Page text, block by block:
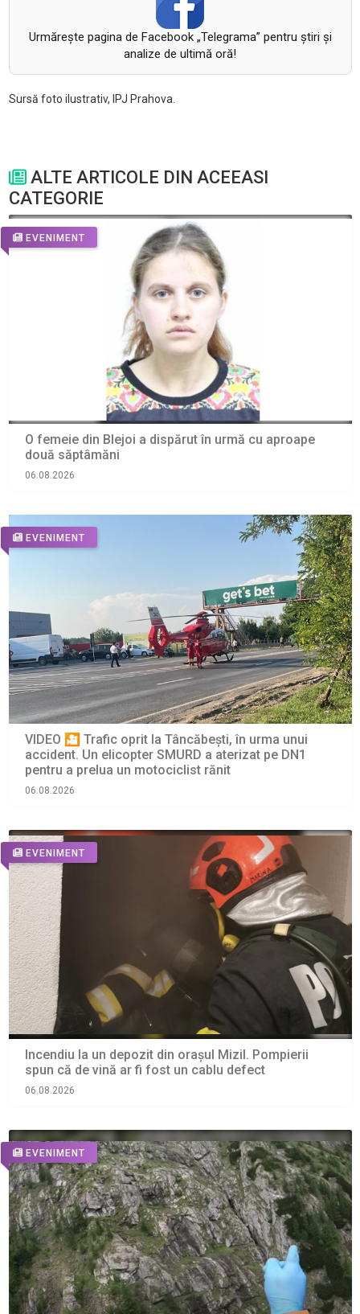
Urmăreşte pagina de Facebook „Telegrama” pentru ştiri şi
analize de ultimă oră!
Sursă foto ilustrativ, IPJ Prahova.
ALTE ARTICOLE DIN ACEEASI
CATEGORIE
EVENIMENT
O femeie din Blejoi a dispărut în urmă cu aproape
două săptâmăni
06.08.2026
EVENIMENT
VIDEO 🎦 Trafic oprit la Tâncăbești, în urma unui
accident. Un elicopter SMURD a aterizat pe DN1
pentru a prelua un motociclist rănit
06.08.2026
EVENIMENT
Incendiu la un depozit din orașul Mizil. Pompierii
spun că de vină ar fi fost un cablu defect
06.08.2026
EVENIMENT